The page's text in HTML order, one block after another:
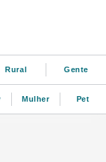
Rural Gente
Mulher Pet